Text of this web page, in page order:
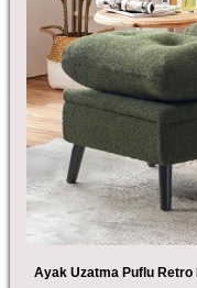
Ayak Uzatma Puflu